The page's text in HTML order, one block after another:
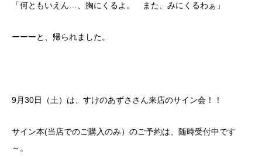
「何ともいえん…、胸にくるよ。 また、みにくるわぁ」
ーーーと、帰られました。
9月30日（土）は、すけのあずささん来店のサイン会！！
サイン本(当店でのご購入のみ）のご予約は、随時受付中です
～。